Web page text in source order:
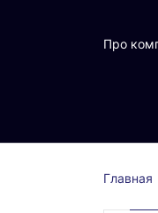
Про
Главная